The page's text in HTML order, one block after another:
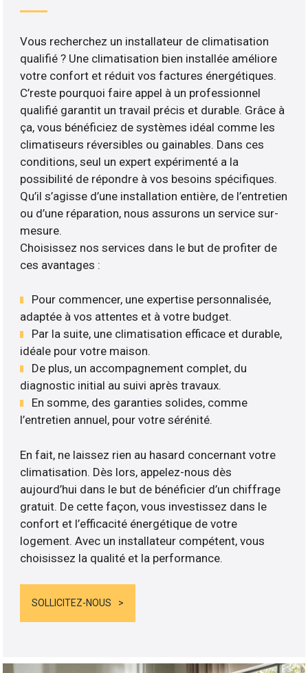
Vous recherchez un installateur de climatisation
qualifié ? Une climatisation bien installée améliore
votre confort et réduit vos factures énergétiques.
C’reste pourquoi faire appel à un professionnel
qualifié garantit un travail précis et durable. Grâce à
ça, vous bénéficiez de systèmes idéal comme les
climatiseurs réversibles ou gainables. Dans ces
conditions, seul un expert expérimenté a la
possibilité de répondre à vos besoins spécifiques.
Qu’il s’agisse d’une installation entière, de l’entretien
ou d’une réparation, nous assurons un service sur-
mesure.
Choisissez nos services dans le but de profiter de
ces avantages :
Pour commencer, une expertise personnalisée,
adaptée à vos attentes et à votre budget.
Par la suite, une climatisation efficace et durable,
idéale pour votre maison.
De plus, un accompagnement complet, du
diagnostic initial au suivi après travaux.
En somme, des garanties solides, comme
l’entretien annuel, pour votre sérénité.
En fait, ne laissez rien au hasard concernant votre
climatisation. Dès lors, appelez-nous dès
aujourd’hui dans le but de bénéficier d’un chiffrage
gratuit. De cette façon, vous investissez dans le
confort et l’efficacité énergétique de votre
logement. Avec un installateur compétent, vous
choisissez la qualité et la performance.
SOLLICITEZ-NOUS